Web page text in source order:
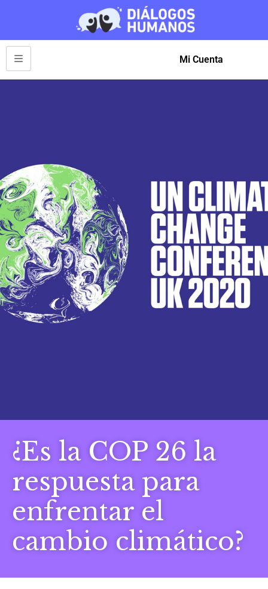
Mi Cuenta
¿Es la COP 26 la
respuesta para
enfrentar el
cambio climático?